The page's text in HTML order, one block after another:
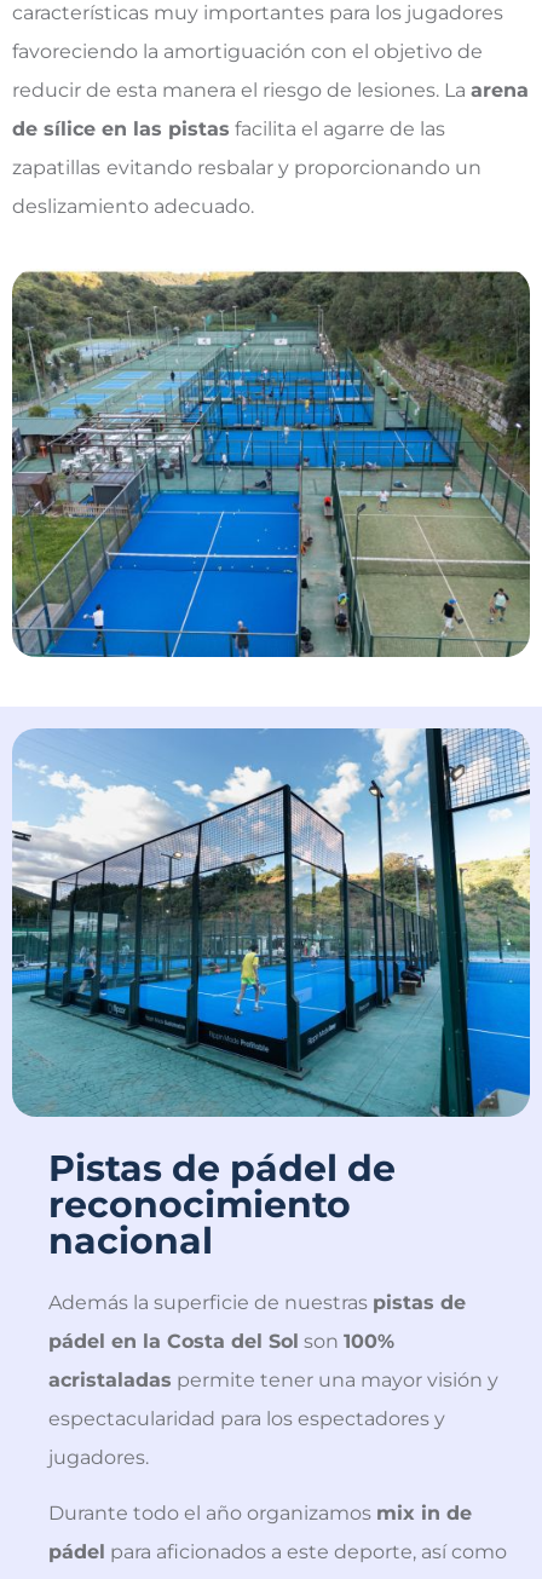
características muy importantes para los jugadores
favoreciendo la amortiguación con el objetivo de
reducir de esta manera el riesgo de lesiones. La arena
de sílice en las pistas facilita el agarre de las
zapatillas evitando resbalar y proporcionando un
deslizamiento adecuado.
Pistas de pádel de
reconocimiento
nacional
Además la superficie de nuestras pistas de
pádel en la Costa del Sol son 100%
acristaladas permite tener una mayor visión y
espectacularidad para los espectadores y
jugadores.
Durante todo el año organizamos mix in de
pádel para aficionados a este deporte, así como